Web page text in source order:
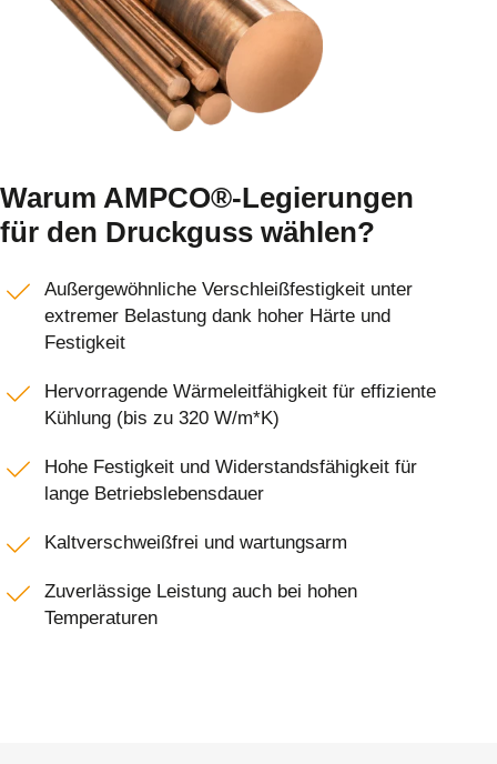
Warum AMPCO®-Legierungen
für den Druckguss wählen?
Außergewöhnliche Verschleißfestigkeit unter
extremer Belastung dank hoher Härte und
Festigkeit
Hervorragende Wärmeleitfähigkeit für effiziente
Kühlung (bis zu 320 W/m*K)
Hohe Festigkeit und Widerstandsfähigkeit für
lange Betriebslebensdauer
Kaltverschweißfrei und wartungsarm
Zuverlässige Leistung auch bei hohen
Temperaturen